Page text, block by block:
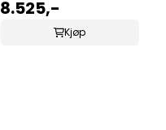
Tørrmontering
8.525,-
Kjøp